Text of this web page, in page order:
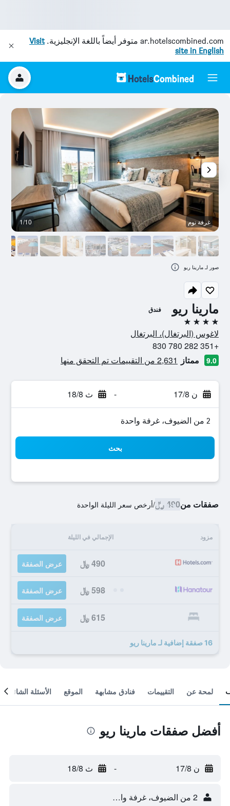
ar.hotelscombined.com متوفر أيضاً باللغة الإنجليزية.Visit
site in English
مارينا ريو فندق
4 نجوم
لاغوس (البرتغال)، البرتغال
+351 282 780 830
9.0 ممتاز 2,631 من التقييمات تم التحقق منها
ن 17/8 - ث 18/8
2 من الضيوف، غرفة واحدة
بحث
صفقات من490 ﷼ /أرخص سعر الليلة الواحدة
مزود الإجمالي في الليلة
490 ﷼ عرض الصفقة
598 ﷼ عرض الصفقة
615 ﷼ عرض الصفقة
16 صفقة إضافية لـ مارينا ريو
غرفة نوم 1/10
صور لـ مارينا ريو
لمحة عن التقييمات فنادق مشابهة الموقع الأسئلة الشائعة
أفضل صفقات مارينا ريو
ن 17/8 - ث 18/8
2 من الضيوف، غرفة واحدة